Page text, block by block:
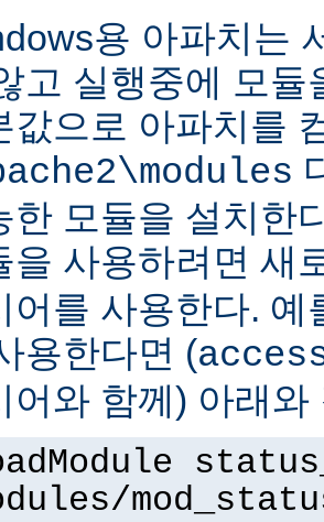
용 아파치는
고 실행중에 모듈
값으로 아파치를
한 모듈을 설치한
을 사용하려면 새
어를 사용한다. 예
용한다면 (
어와 함께) 아래와